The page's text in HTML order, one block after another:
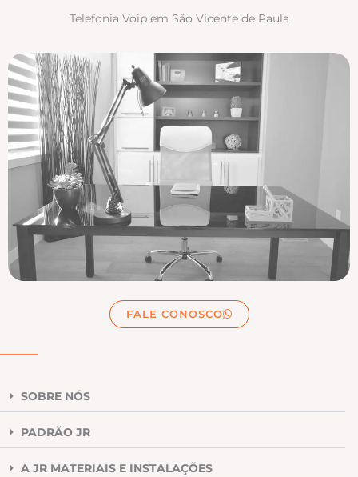
Telefonia Voip em São Vicente de Paula
FALE CONOSCO
SOBRE NÓS
PADRÃO JR
A JR MATERIAIS E INSTALAÇÕES